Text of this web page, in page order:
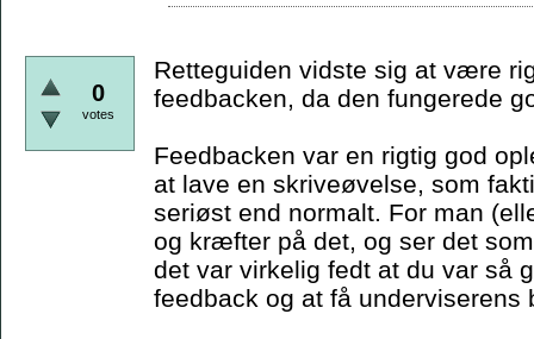
0
votes
Retteguiden vidste sig at være
feedbacken, da den fungerede
Feedbacken var en rigtig god
at lave en skriveøvelse, som
seriøst end normalt. For man
og kræfter på det, og ser det
det var virkelig fedt at du var så
feedback og at få underviserens